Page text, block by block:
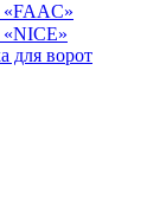
«FAAC»
«NICE»
для ворот